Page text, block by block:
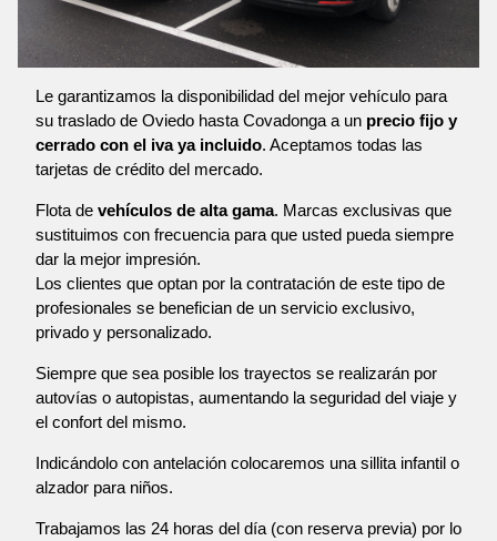
Le garantizamos la disponibilidad del mejor vehículo para
su traslado de Oviedo hasta Covadonga a un precio fijo y
cerrado con el iva ya incluido. Aceptamos todas las
tarjetas de crédito del mercado.
Flota de vehículos de alta gama. Marcas exclusivas que
sustituimos con frecuencia para que usted pueda siempre
dar la mejor impresión.
Los clientes que optan por la contratación de este tipo de
profesionales se benefician de un servicio exclusivo,
privado y personalizado.
Siempre que sea posible los trayectos se realizarán por
autovías o autopistas, aumentando la seguridad del viaje y
el confort del mismo.
Indicándolo con antelación colocaremos una sillita infantil o
alzador para niños.
Trabajamos las 24 horas del día (con reserva previa) por lo